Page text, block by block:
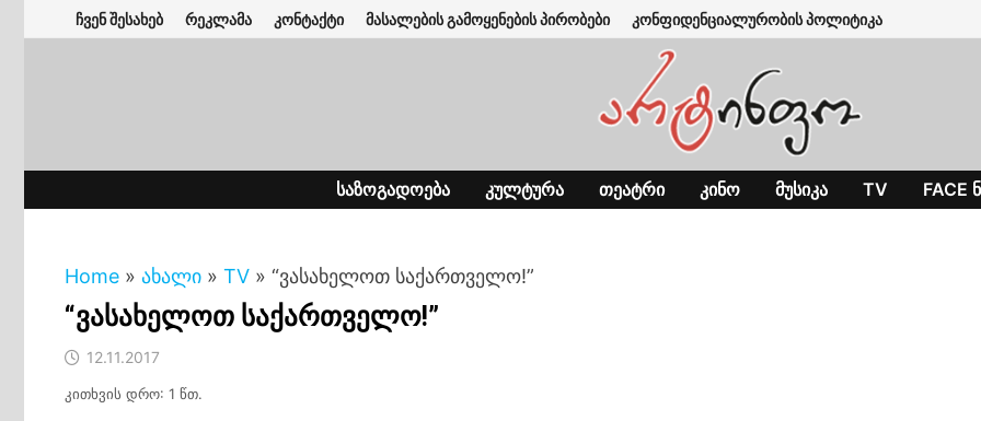
to
ჩვენ შესახებ რეკლამა კონტაქტი მასალების გამოყენების პირობები კონფიდენციალურობის პოლიტიკა
ᲡᲐᲖᲝᲒᲐᲓᲝᲔᲑᲐ ᲙᲣᲚᲢᲣᲠᲐ ᲗᲔᲐᲢᲠᲘ ᲙᲘᲜᲝ ᲛᲣᲡᲘᲙᲐ TV FACE
Home » ახალი » TV » “ვასახელოთ საქართველო!”
“ვასახელოთ საქართველო!”
12.11.2017
კითხვის დრო: 1 წთ.